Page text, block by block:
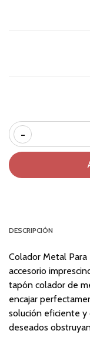
-
DESCRIPCIÓN
Colador Metal Para
accesorio
tapón colador de
encajar
solución eficiente y
deseados